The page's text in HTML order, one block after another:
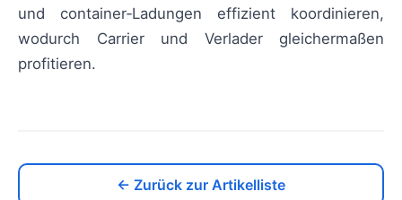
und container‑Ladungen effizient koordinieren,
wodurch Carrier und Verlader gleichermaßen
profitieren.
← Zurück zur Artikelliste